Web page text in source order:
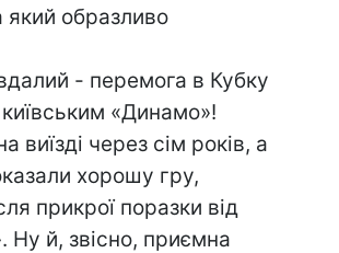
який образливо
- перемога в Кубку
«Динамо»!
виїзді через сім років, а
хорошу гру,
прикрої поразки від
Ну й, звісно, приємна